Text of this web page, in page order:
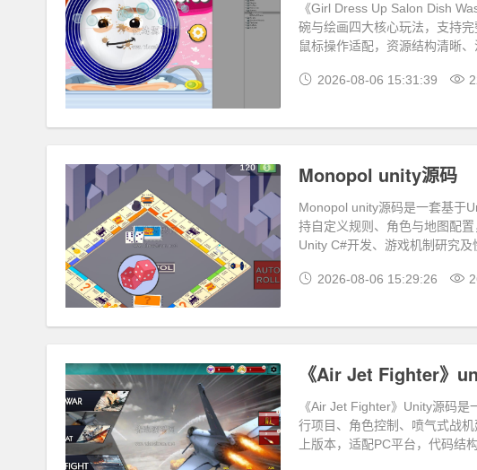
《Girl Dress Up Salon Dish
碗与绘画四大核心玩法，支持
鼠标操作适配，资源结构清晰
2026-08-06 15:31:39
Monopol unity源码
Monopol unity源码是一套基于
持自定义规则、角色与地图配
Unity C#开发、游戏机制研究及
2026-08-06 15:29:26
《Air Jet Fighter》
《Air Jet Fighter》Unity源码
行项目、角色控制、喷气式战
上版本，适配PC平台，代码结